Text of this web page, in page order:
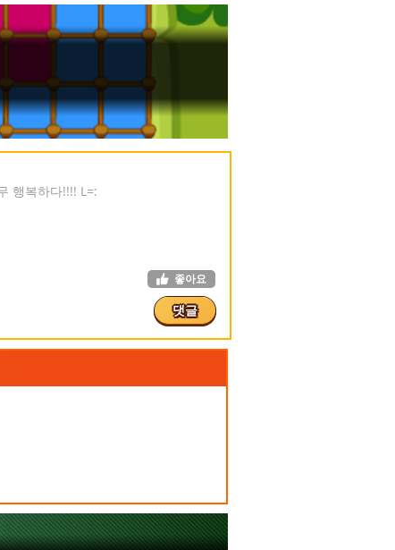
행복하다!!!! L=:
좋아요
댓글